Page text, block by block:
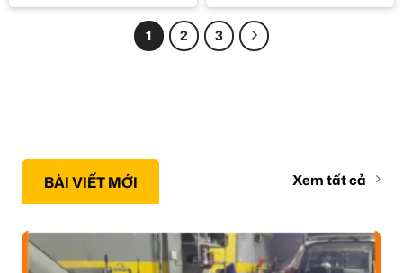
1 2 3
BÀI VIẾT MỚI Xem tất cả